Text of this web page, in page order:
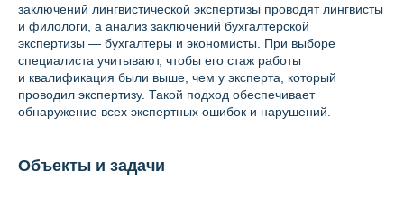
заключений лингвистической экспертизы проводят лингвисты
и филологи, а анализ заключений бухгалтерской
экспертизы — бухгалтеры и экономисты. При выборе
специалиста учитывают, чтобы его стаж работы
и квалификация были выше, чем у эксперта, который
проводил экспертизу. Такой подход обеспечивает
обнаружение всех экспертных ошибок и нарушений.
Объекты и задачи